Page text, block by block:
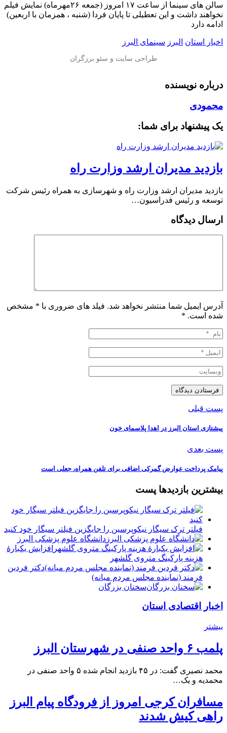
سالن ‌های سینما از ساعت ۱۷ امروز (جمعه ۲۶مهرماه) نمایش فیلم
نخواهند داشت و این تعطیلی تا پایان فردا (شنبه ، همزمان با اربعین)
ادامه دارد
اخبار استان البرز سینمای البرز
درباره نویسنده
محمودی
یک پیشنهاد برای شما:
بازدید مدیران ارشد وزارت راه
بازدید مدیران ارشد وزارت راه و شهرسازی به همراه رئیس شرکت
توسعه و رئیس فدراسیون…
ارسال دیدگاه
آدرس ایمیل شما منتشر نخواهد شد. فیلد های ضروری با * مشخص
شده است. *
پست قبلی
پیشتازی استان البرز در اهدا پلاسمای خون
پست بعدی
️پیامک پرداخت عوارض گمرکی اضافی برای تلفن همراه، جعلی است
بیشترین بازدیدها پست
فیلتر ترک سیگار نیکوپرسین را جایگزین فیلتر سیگار خود کنید
دانشگاه علوم پزشکی البرز
افزایش یکبارۀ
هزینه پارکینگ متروی گلشهر
دكتر فردين
فرمند (نماينده مجلس مردم میانه)
سخنان بزرگان
اخبار اقتصادی استان
بیشتر
پلمب ۶ واحد صنفی در شهرستان البرز
محمد نصیری گفت: در ۴۵ بازدید انجام شده ۵ واحد صنفی در
محمدیه و یک…
مسافران کرجی امروز از فرودگاه پیام البرز
راهی کیش شدند